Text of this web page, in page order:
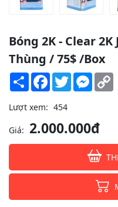
Bóng 2K - Clear 2K
Thùng / 75$ /Box
Share Facebook
Twitter
Lượt xem: 454
Giá: 2.000.000đ